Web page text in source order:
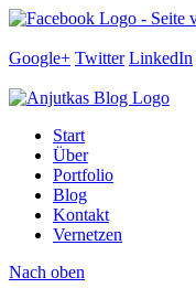
Google+ Twitter LinkedIn
Start
Über
Portfolio
Blog
Kontakt
Vernetzen
Nach oben